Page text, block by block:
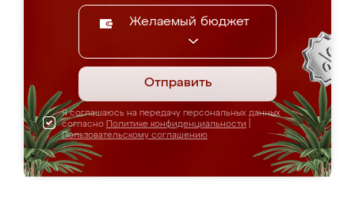
Желаемый бюджет
Отправить
Я соглашаюсь на передачу персональных данных
согласно Политике конфиденциальности
Пользовательскому соглашению